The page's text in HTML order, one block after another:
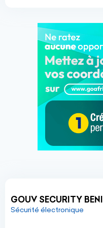
GOUV SECURITY
Sécurité électronique